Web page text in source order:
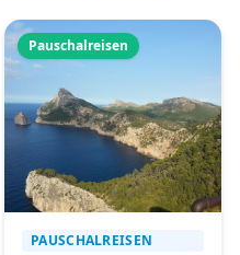
Pauschalreisen
PAUSCHALREISEN